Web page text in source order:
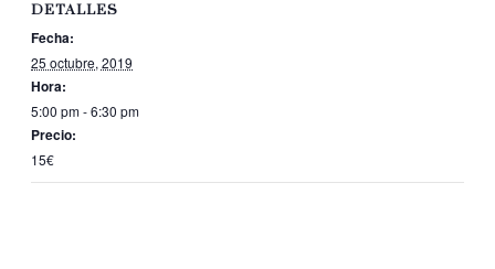
DETALLES
Fecha:
25 octubre, 2019
Hora:
5:00 pm - 6:30 pm
Precio:
15€